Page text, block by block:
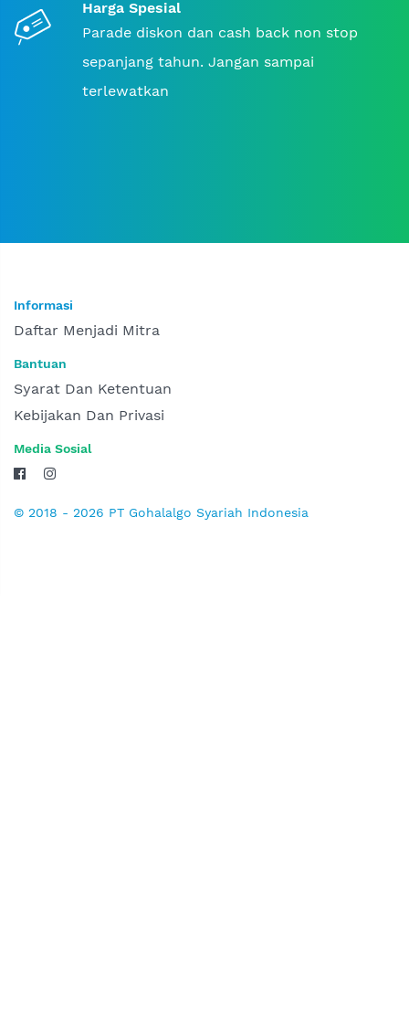
Harga Spesial
Parade diskon dan cash back non stop
sepanjang tahun. Jangan sampai
terlewatkan
Informasi
Daftar Menjadi Mitra
Bantuan
Syarat Dan Ketentuan
Kebijakan Dan Privasi
Media Sosial
© 2018 - 2026 PT Gohalalgo Syariah Indonesia